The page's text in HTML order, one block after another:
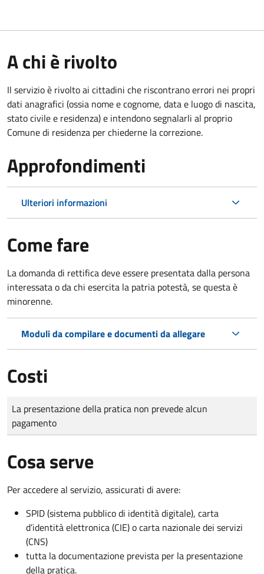
A chi è rivolto
Il servizio è rivolto ai cittadini che riscontrano errori nei propri
dati anagrafici (ossia nome e cognome, data e luogo di nascita,
stato civile e residenza) e intendono segnalarli al proprio
Comune di residenza per chiederne la correzione.
Approfondimenti
Ulteriori informazioni
Come fare
La domanda di rettifica deve essere presentata dalla persona
interessata oda chi esercita la patria potestà, se questa è
minorenne.
Moduli da compilare e documenti da allegare
Costi
Tipo di pagamento
Importo
La presentazione della pratica non prevede alcun
pagamento
Cosa serve
Per accedere al servizio, assicurati di avere:
SPID (sistema pubblico di identità digitale), carta
d’identità elettronica (CIE) o carta nazionale dei servizi
(CNS)
tutta la documentazione prevista per la presentazione
della pratica.